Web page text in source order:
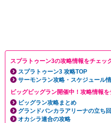
スプラトゥーン3の攻略情報をチェッ
スプラトゥーン3 攻略TOP
サーモンラン攻略・スケジュール
ビッグビッグラン開催中！攻略情報を
ビッグラン攻略まとめ
グランドバンカラアリーナの立ち
オカシラ連合の攻略